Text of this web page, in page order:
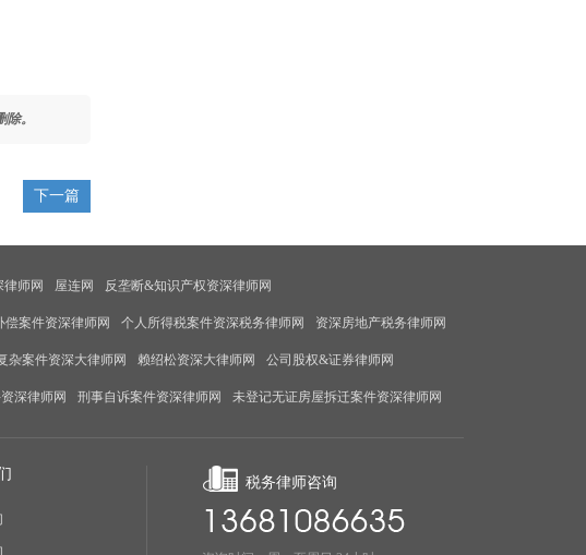
。
下一篇
师网 屋连网 反垄断&知识产权资深律师网
案件资深律师网 个人所得税案件资深税务律师网 资深房地产税务律师网
杂案件资深大律师网 赖绍松资深大律师网 公司股权&证券律师网
深律师网 刑事自诉案件资深律师网 未登记无证房屋拆迁案件资深律师网
税务律师咨询